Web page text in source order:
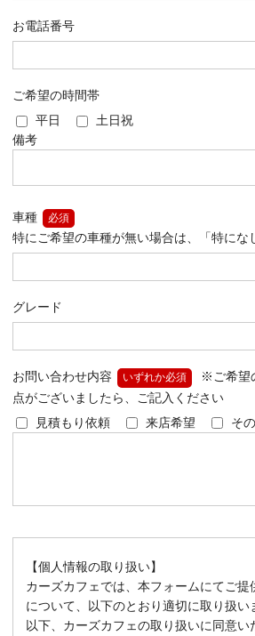
お電話番号
ご希望の時間帯
平日
土日祝
備考
車種 必須
特にご希望の車種が無い場合は、「特にな
グレード
お問い合わせ内容 いずれか必須
※ご希望
点がございましたら、ご記入ください
見積もり依頼
来店希望 そ
【個人情報の取り扱い】
カーズカフェでは、本フォームにてご提
について、以下のとおり適切に取り扱い
以下、カーズカフェの取り扱いに同意い